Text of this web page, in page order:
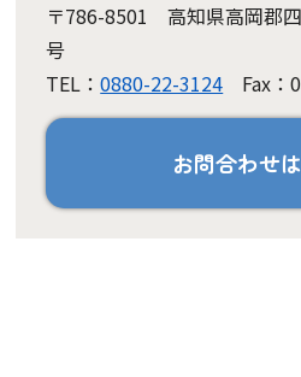
〒786-8501 高知県高岡郡
号
TEL：0880-22-3124 Fax：
お問合わせ